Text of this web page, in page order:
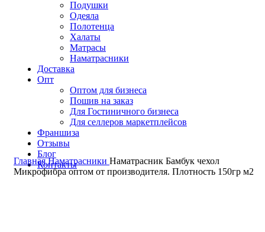
Подушки
Одеяла
Полотенца
Халаты
Матрасы
Наматрасники
Доставка
Опт
Оптом для бизнеса
Пошив на заказ
Для Гостиничного бизнеса
Для селлеров маркетплейсов
Франшиза
Отзывы
Блог
Контакты
ГлавнаяНаматрасники Наматрасник Бамбук чехол
Микрофибра оптом от производителя. Плотность 150гр м2